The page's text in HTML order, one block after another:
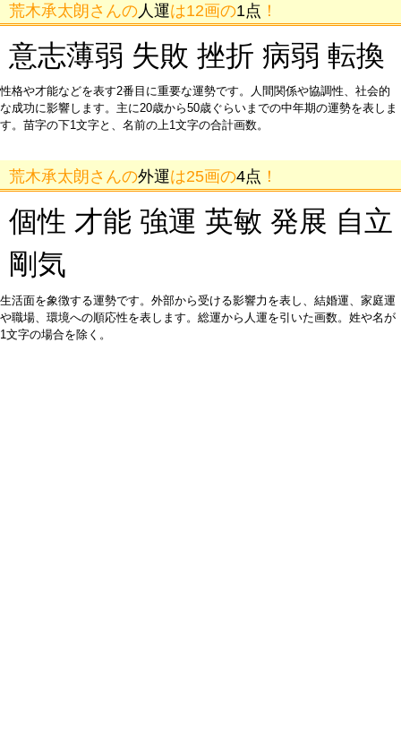
荒木承太朗さんの 人運は12画の1点 ！
意志薄弱 失敗 挫折 病弱 転換
性格や才能などを表す2番目に重要な運勢です。人間関係や協調性、社会的
な成功に影響します。主に20歳から50歳ぐらいまでの中年期の運勢を表しま
す。苗字の下1文字と、名前の上1文字の合計画数。
荒木承太朗さんの外運は25画の4点 ！
個性 才能 強運 英敏 発展 自立
剛気
生活面を象徴する運勢です。外部から受ける影響力を表し、結婚運、家庭運
や職場、環境への順応性を表します。総運から人運を引いた画数。姓や名が
1文字の場合を除く。